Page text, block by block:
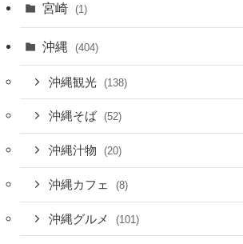
宮崎 (1)
沖縄 (404)
沖縄観光 (138)
沖縄そば (52)
沖縄汁物 (20)
沖縄カフェ (8)
沖縄グルメ (101)